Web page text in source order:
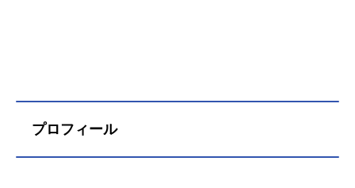
プロフィール